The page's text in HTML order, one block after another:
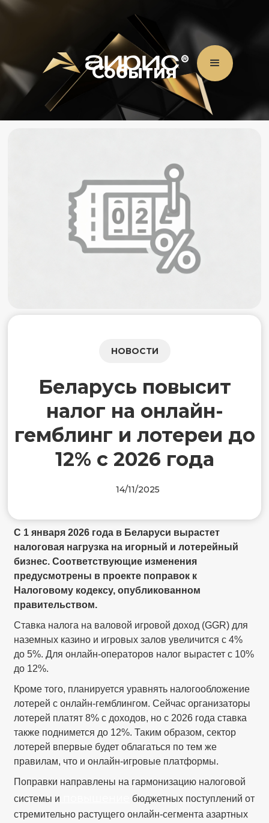
События
НОВОСТИ
Беларусь повысит
налог на онлайн-
гемблинг и лотереи до
12% с 2026 года
14/11/2025
С 1 января 2026 года в Беларуси вырастет
налоговая нагрузка на игорный и лотерейный
бизнес. Соответствующие изменения
предусмотрены в проекте поправок к
Налоговому кодексу, опубликованном
правительством.
Ставка налога на валовой игровой доход (GGR) для
наземных казино и игровых залов увеличится с 4%
до 5%. Для онлайн-операторов налог вырастет с 10%
до 12%.
Кроме того, планируется уравнять налогообложение
лотерей с онлайн-гемблингом. Сейчас организаторы
лотерей платят 8% с доходов, но с 2026 года ставка
также поднимется до 12%. Таким образом, сектор
лотерей впервые будет облагаться по тем же
правилам, что и онлайн-игровые платформы.
Поправки направлены на гармонизацию налоговой
системы и
бюджетных поступлений от
стремительно растущего онлайн-сегмента азартных